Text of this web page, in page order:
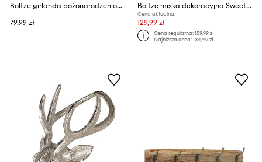
Boltze girlanda bożonarodzeniowa 180 cm
79,99 zł
Boltze miska dekoracyjna Sweety 500 ml
Cena aktualna:
129,99 zł
Cena regularna:159,99 zł
Najniższa cena:134,99 zł